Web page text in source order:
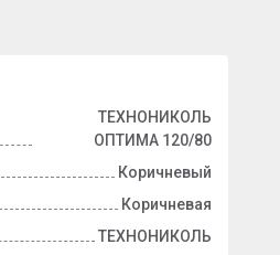
ТЕХНОНИКОЛЬ
ОПТИМА 120/80
Коричневый
Коричневая
ТЕХНОНИКОЛЬ